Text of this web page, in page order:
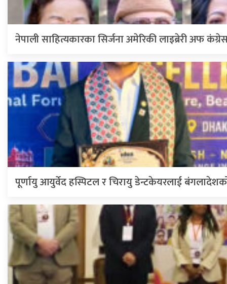
नेपाली साहित्यकारका सिर्जना अमेरिकी लाइब्रेरी अफ
पूर्णायु आयुर्वेद हस्पिटल र चिरायु डेन्टकेयरलाई